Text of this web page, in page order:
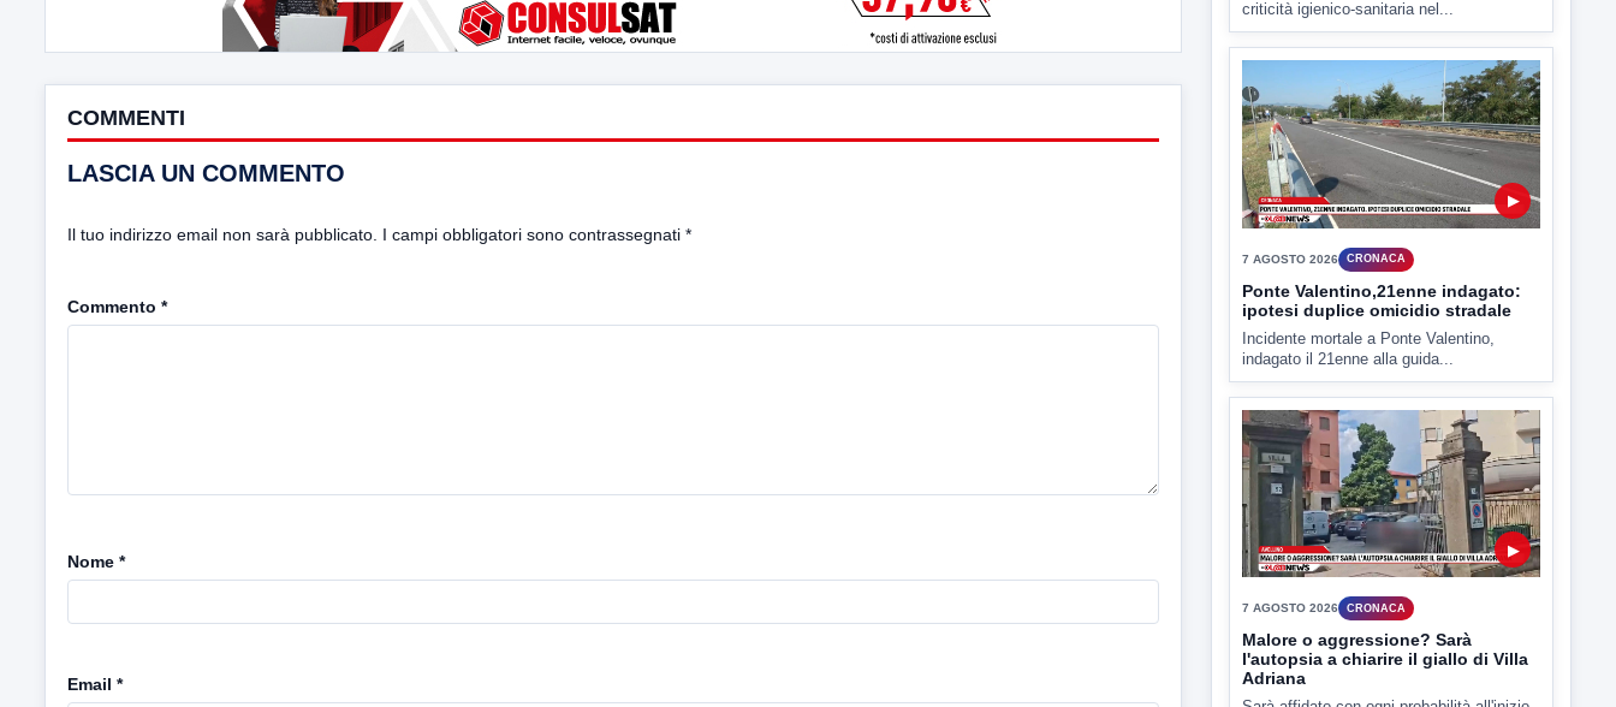
COMMENTI
LASCIA UN COMMENTO
Il tuo indirizzo email non sarà pubblicato. I campi obbligatori sono contrassegnati *
Commento *
Nome *
Email *
▶
7 AGOSTO 2026 ATTUALITÀ
Miasmi e Calore, l'ASL parla
attraverso il Comune
Nessuna nuova moria di pesci e nessuna
criticità igienico-sanitaria nel...
7 AGOSTO 2026 CRONACA
Ponte Valentino,21enne indagato:
ipotesi duplice omicidio stradale
Incidente mortale a Ponte Valentino,
indagato il 21enne alla guida...